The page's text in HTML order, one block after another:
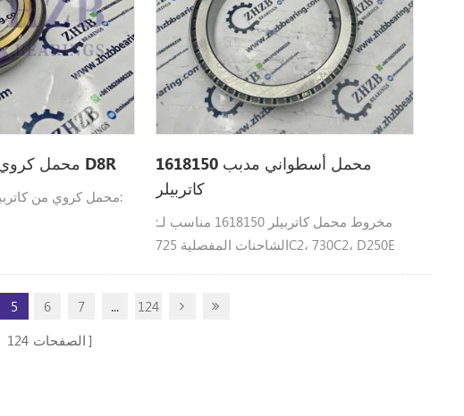
محمل كروي 1303373 كاتربيلر D8R
محمل أسطواني مدبب 1618150
كاتربيلر
مخروط محمل كاتربيلر 1618150 مناسب لـ:
الشاحنات المفصلية 725C2، 730C2، D250E
5 6 7 ...
124
124 الصفحات